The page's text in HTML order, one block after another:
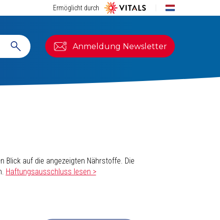
Ermöglicht durch
Anmeldung Newsletter
Blick auf die angezeigten Nährstoffe. Die
Haftungsausschluss lesen >